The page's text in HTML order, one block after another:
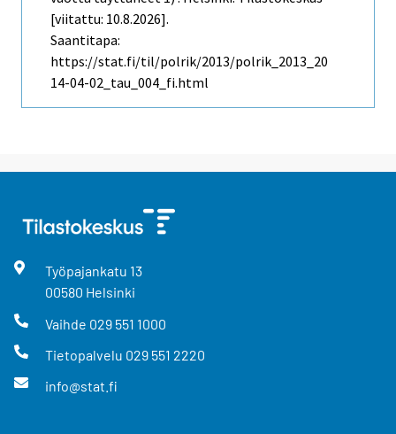
[viitattu: 10.8.2026].
Saantitapa:
https://stat.fi/til/polrik/2013/polrik_2013_20
14-04-02_tau_004_fi.html
Työpajankatu 13
00580 Helsinki
Vaihde 029 551 1000
Tietopalvelu 029 551 2220
info@stat.fi